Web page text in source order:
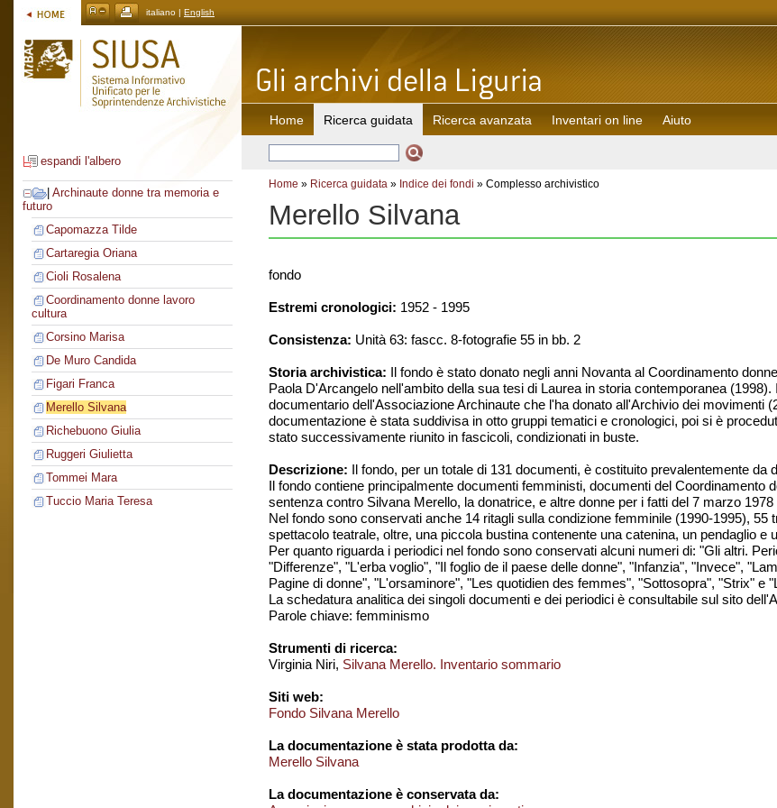
italiano | English
espandi l'albero
Archinaute donne tra memoria e
futuro
Capomazza Tilde
Cartaregia Oriana
Cioli Rosalena
Coordinamento donne lavoro
cultura
Corsino Marisa
De Muro Candida
Figari Franca
Merello Silvana
Richebuono Giulia
Ruggeri Giulietta
Tommei Mara
Tuccio Maria Teresa
Home Ricerca guidata Ricerca avanzata Inventari on line Aiuto
Home » Ricerca guidata » Indice dei fondi » Complesso archivistico
Merello Silvana
fondo
Estremi cronologici: 1952 - 1995
Consistenza: Unità 63: fascc. 8-fotografie 55 in bb. 2
Storia archivistica: Il fondo è stato donato negli anni Novanta al Coordinamento
Paola D'Arcangelo nell'ambito della sua tesi di Laurea in storia contemporanea
documentario dell'Associazione Archinaute che l'ha donato all'Archivio dei movimenti
documentazione è stata suddivisa in otto gruppi tematici e cronologici, poi si è
stato successivamente riunito in fascicoli, condizionati in buste.
Descrizione: Il fondo, per un totale di 131 documenti, è costituito prevalentemente
Il fondo contiene principalmente documenti femministi, documenti del Coordinamento
sentenza contro Silvana Merello, la donatrice, e altre donne per i fatti del 7 marzo 1978
Nel fondo sono conservati anche 14 ritagli sulla condizione femminile (1990-1995),
spettacolo teatrale, oltre, una piccola bustina contenente una catenina, un pendaglio e
Per quanto riguarda i periodici nel fondo sono conservati alcuni numeri di: "Gli altri.
"Differenze", "L'erba voglio", "Il foglio de il paese delle donne", "Infanzia", "Invece",
Pagine di donne", "L'orsaminore", "Les quotidien des femmes", "Sottosopra", "Strix" e
La schedatura analitica dei singoli documenti e dei periodici è consultabile sul sito
Parole chiave: femminismo
Strumenti di ricerca:
Virginia Niri, Silvana Merello. Inventario sommario
Siti web:
Fondo Silvana Merello
La documentazione è stata prodotta da:
Merello Silvana
La documentazione è conservata da: